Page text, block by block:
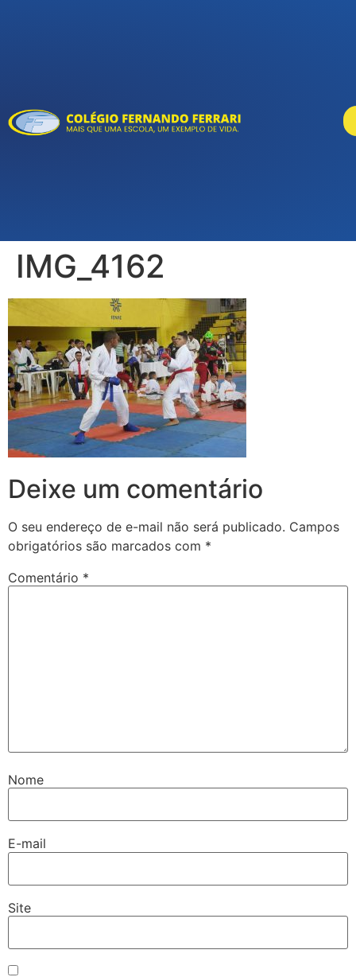
IMG_4162
Deixe um comentário
O seu endereço de e-mail não será publicado. Campos
obrigatórios são marcados com *
Comentário *
Nome
E-mail
Site